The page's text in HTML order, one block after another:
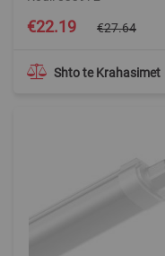
Shto te Krahasimet
Special
Price
€22.19 €27.64